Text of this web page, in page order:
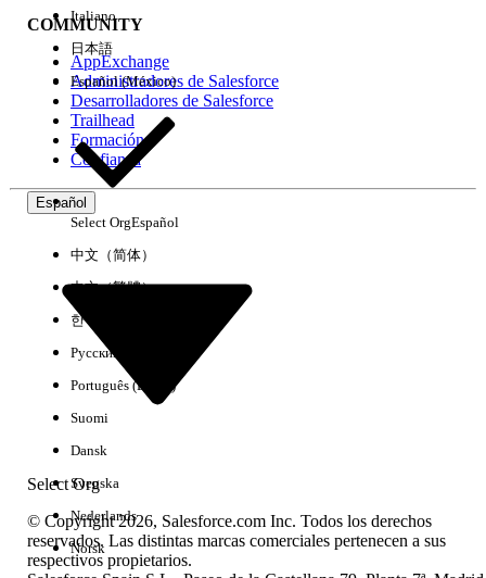
Experiencia
No hay resultados
COMMUNITY
AppExchange
Administradores de Salesforce
Desarrolladores de Salesforce
Trailhead
Formación
Confianza
Español
Select Org
Italiano
日本語
Español (México)
Select OrgEspañol
中文（简体）
中文（繁體）
한국어
Русский
Português (Brasil)
Suomi
Dansk
Svenska
Nederlands
Norsk
© Copyright 2026, Salesforce.com Inc. Todos los derechos
reservados. Las distintas marcas comerciales pertenecen a sus
respectivos propietarios.